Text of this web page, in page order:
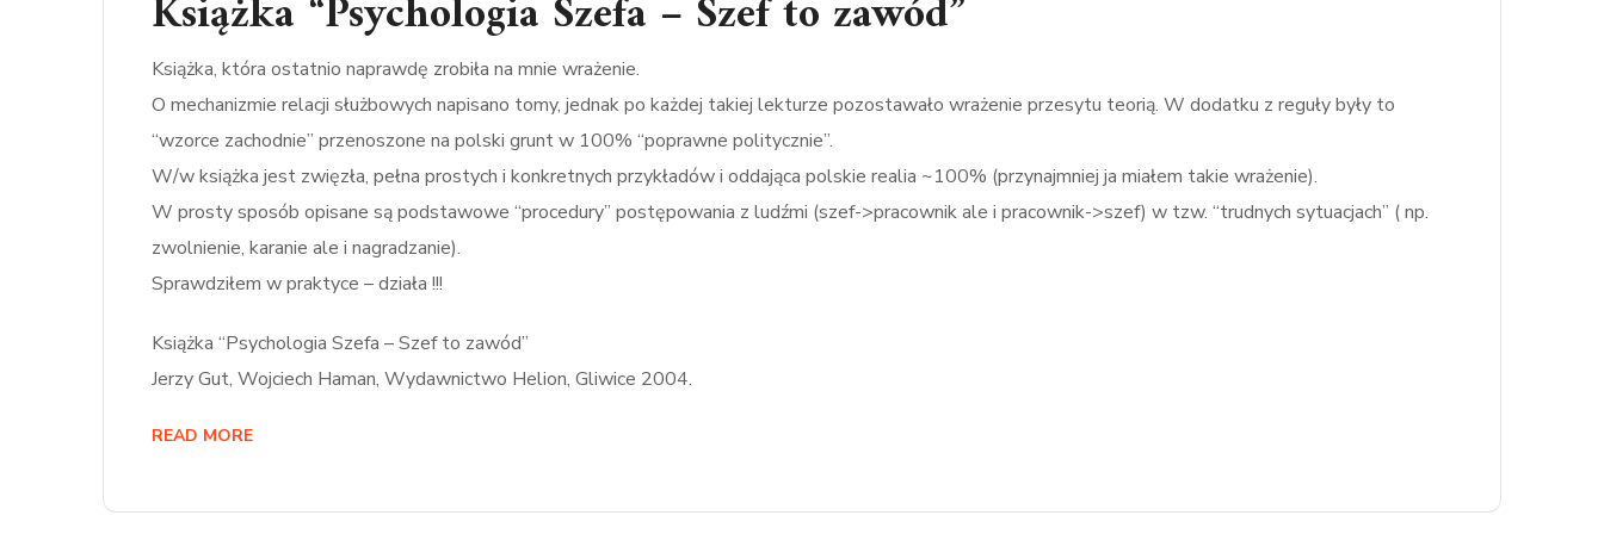
Książka “Psychologia Szefa – Szef to zawód”
Książka, która ostatnio naprawdę zrobiła na mnie wrażenie.
O mechanizmie relacji służbowych napisano tomy, jednak po każdej takiej lekturze pozostawało wrażenie przesytu teorią. W dodatku z reguły były to
“wzorce zachodnie” przenoszone na polski grunt w 100% “poprawne politycznie”.
W/w książka jest zwięzła, pełna prostych i konkretnych przykładów i oddająca polskie realia ~100% (przynajmniej ja miałem takie wrażenie).
W prosty sposób opisane są podstawowe “procedury” postępowania z ludźmi (szef->pracownik ale i pracownik->szef) w tzw. “trudnych sytuacjach” ( np.
zwolnienie, karanie ale i nagradzanie).
Sprawdziłem w praktyce – działa !!!
Książka “Psychologia Szefa – Szef to zawód”
Jerzy Gut, Wojciech Haman, Wydawnictwo Helion, Gliwice 2004.
READ MORE